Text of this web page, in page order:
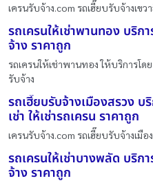
เครนรับจ้าง.com รถเฮี๊ยบรับจ้างเข
รถเครนให้เช่าพานทอง บริก
จ้าง ราคาถูก
รถเครนให้เช่าพานทอง ให้บริการโด
รับจ้าง
รถเฮี๊ยบรับจ้างเมืองสรวง บ
เช่า ให้เช่ารถเครน ราคาถูก
เครนรับจ้าง.com รถเฮี๊ยบรับจ้างเมื
รถเครนให้เช่าบางพลัด บริก
จ้าง ราคาถูก